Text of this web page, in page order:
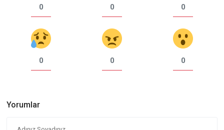
0 0 0
0 0 0
Yorumlar